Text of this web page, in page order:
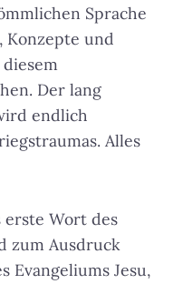
Sprache
Konzepte und
Der lang
endlich
Alles
erste Wort des
zum Ausdruck
Evangeliums Jesu,